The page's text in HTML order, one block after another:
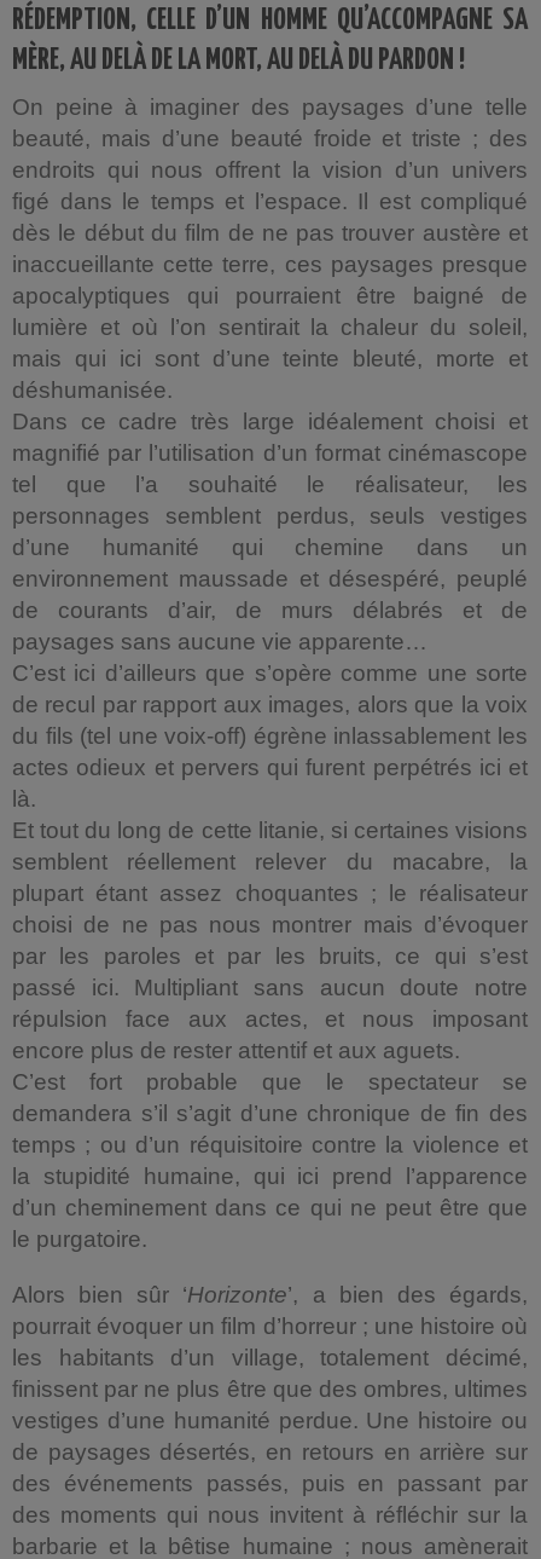
RÉDEMPTION, CELLE D’UN HOMME QU’ACCOMPAGNE SA
MÈRE, AU DELÀ DE LA MORT, AU DELÀ DU PARDON !
On peine à imaginer des paysages d’une telle
beauté, mais d’une beauté froide et triste ; des
endroits qui nous offrent la vision d’un univers
figé dans le temps et l’espace. Il est compliqué
dès le début du film de ne pas trouver austère et
inaccueillante cette terre, ces paysages presque
apocalyptiques qui pourraient être baigné de
lumière et où l’on sentirait la chaleur du soleil,
mais qui ici sont d’une teinte bleuté, morte et
déshumanisée.
Dans ce cadre très large idéalement choisi et
magnifié par l’utilisation d’un format cinémascope
tel que l’a souhaité le réalisateur, les
personnages semblent perdus, seuls vestiges
d’une humanité qui chemine dans un
environnement maussade et désespéré, peuplé
de courants d’air, de murs délabrés et de
paysages sans aucune vie apparente…
C’est ici d’ailleurs que s’opère comme une sorte
de recul par rapport aux images, alors que la voix
du fils (tel une voix-off) égrène inlassablement les
actes odieux et pervers qui furent perpétrés ici et
là.
Et tout du long de cette litanie, si certaines visions
semblent réellement relever du macabre, la
plupart étant assez choquantes ; le réalisateur
choisi de ne pas nous montrer mais d’évoquer
par les paroles et par les bruits, ce qui s’est
passé ici. Multipliant sans aucun doute notre
répulsion face aux actes, et nous imposant
encore plus de rester attentif et aux aguets.
C’est fort probable que le spectateur se
demandera s’il s’agit d’une chronique de fin des
temps ; ou d’un réquisitoire contre la violence et
la stupidité humaine, qui ici prend l’apparence
d’un cheminement dans ce qui ne peut être que
le purgatoire.
Alors bien sûr ‘Horizonte’, a bien des égards,
pourrait évoquer un film d’horreur ; une histoire où
les habitants d’un village, totalement décimé,
finissent par ne plus être que des ombres, ultimes
vestiges d’une humanité perdue. Une histoire ou
de paysages désertés, en retours en arrière sur
des événements passés, puis en passant par
des moments qui nous invitent à réfléchir sur la
barbarie et la bêtise humaine ; nous amènerait